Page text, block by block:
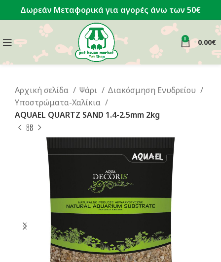
Δωρεάν Μεταφορικά για αγορές άνω των 50€
0 0.00€
Αρχική σελίδα Ψάρι
Διακόσμηση Ενυδρείου
Υποστρώματα-Χαλίκια
AQUAEL QUARTZ SAND 1.4-2.5mm 2kg